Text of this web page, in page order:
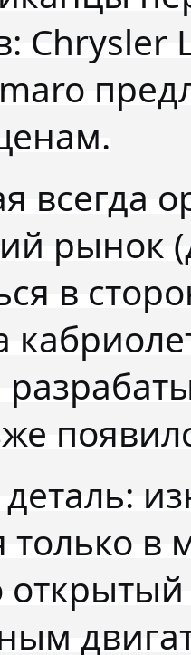
Chrysler
всегда
рынок
в
только